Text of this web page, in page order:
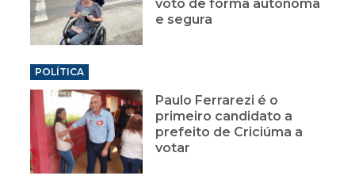
voto de forma autônoma
e segura
POLÍTICA
Paulo Ferrarezi é o
primeiro candidato a
prefeito de Criciúma a
votar